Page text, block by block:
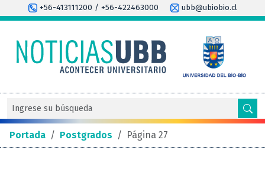
+56-413111200 / +56-422463000 ubb@ubiobio.cl
Portada / Postgrados / Página 27